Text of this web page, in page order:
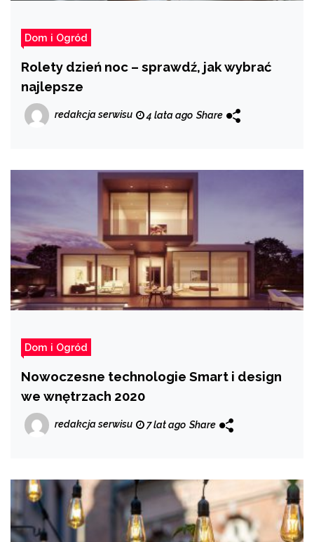
Dom i Ogród
Rolety dzień noc – sprawdź, jak wybrać
najlepsze
redakcja serwisu 4 lata ago Share
Dom i Ogród
Nowoczesne technologie Smart i design
we wnętrzach 2020
redakcja serwisu 7 lat ago Share